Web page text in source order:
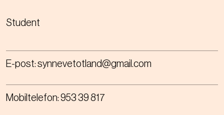
Student
E-post: synnevetotland@gmail.com
Mobiltelefon: 953 39 817